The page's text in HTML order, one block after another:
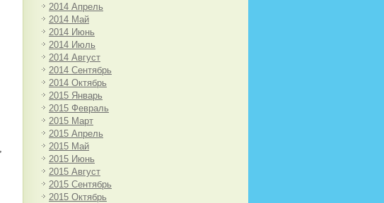
2014 Апрель
2014 Май
2014 Июнь
2014 Июль
2014 Август
2014 Сентябрь
2014 Октябрь
2015 Январь
2015 Февраль
2015 Март
2015 Апрель
2015 Май
2015 Июнь
2015 Август
2015 Сентябрь
2015 Октябрь